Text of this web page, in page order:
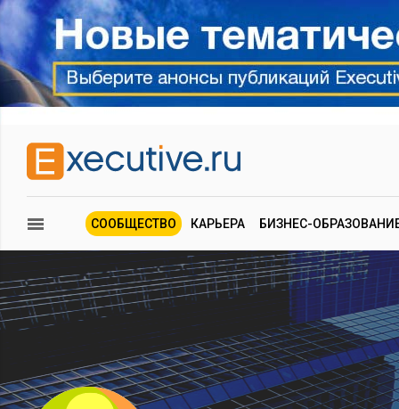
СООБЩЕСТВО КАРЬЕРА БИЗНЕС-